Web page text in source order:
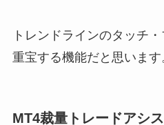
トレンドラインのタッチ
重宝する機能だと思います
MT4裁量トレードアシ